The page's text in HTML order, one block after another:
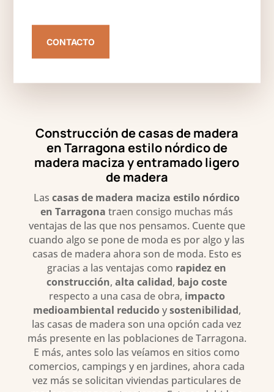
CONTACTO
Construcción de casas de madera
en Tarragona estilo nórdico de
madera maciza y entramado ligero
de madera
Lascasas de madera maciza estilo nórdico
en Tarragona traen consigo muchas más
ventajas de las que nos pensamos. Cuente que
cuando algo se pone de moda es por algo y las
casas de madera ahora son de moda. Esto es
gracias a las ventajas como rapidez en
construcción,alta calidad, bajo coste
respecto a una casa de obra, impacto
medioambiental reducidoysostenibilidad,
las casas de madera son una opción cada vez
más presente en las poblaciones de Tarragona.
E más, antes solo las veíamos en sitios como
comercios, campings y en jardines, ahora cada
vez más se solicitan viviendas particulares de